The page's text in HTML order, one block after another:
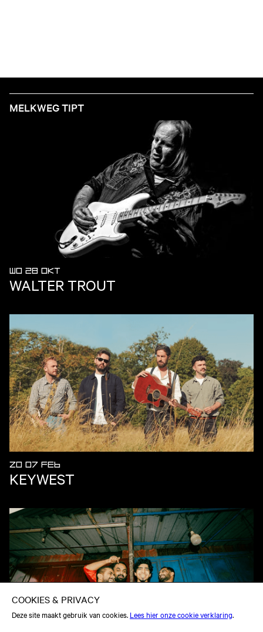
MELKWEG TIPT
WO 28 OKT
WALTER TROUT
ZO 07 FEB
KEYWEST